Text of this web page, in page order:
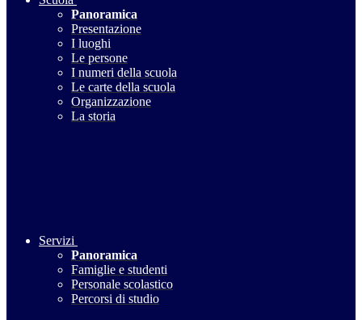
Panoramica
Presentazione
I luoghi
Le persone
I numeri della scuola
Le carte della scuola
Organizzazione
La storia
Servizi
Panoramica
Famiglie e studenti
Personale scolastico
Percorsi di studio